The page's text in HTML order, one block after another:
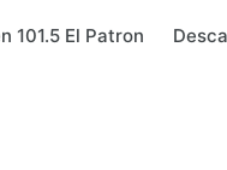
101.5 El Patron